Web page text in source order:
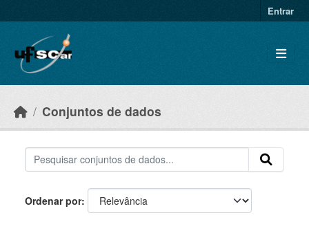
Entrar
Conjuntos de dados
Ordenar por